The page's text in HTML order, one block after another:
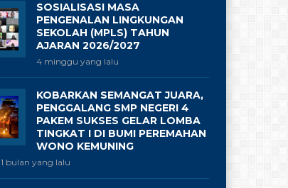
SOSIALISASI MASA
PENGENALAN LINGKUNGAN
SEKOLAH (MPLS) TAHUN
AJARAN 2026/2027
4 minggu yang lalu
KOBARKAN SEMANGAT JUARA,
PENGGALANG SMP NEGERI 4
PAKEM SUKSES GELAR LOMBA
TINGKAT I DI BUMI PEREMAHAN
WONO KEMUNING
1 bulan yang lalu